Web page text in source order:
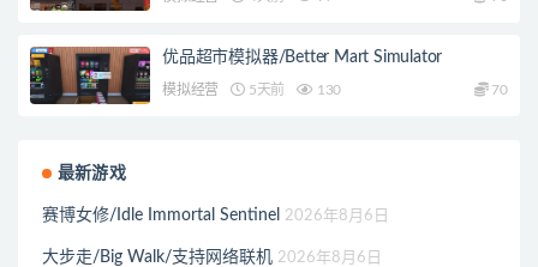
优品超市模拟器/Better Mart Simulator
模拟经营 5天前 130 70
最新游戏
赛博女修/Idle Immortal Sentinel 2026年8月6日
大步走/Big Walk/支持网络联机 2026年8月6日